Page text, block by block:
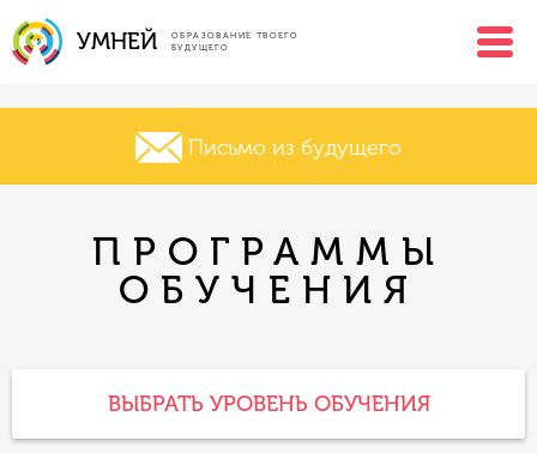
УМНЕЙ
ОБРАЗОВАНИЕ ТВОЕГО
БУДУЩЕГО
Письмо из будущего
ПРОГРАММЫ
ОБУЧЕНИЯ
ВЫБРАТЬ УРОВЕНЬ ОБУЧЕНИЯ